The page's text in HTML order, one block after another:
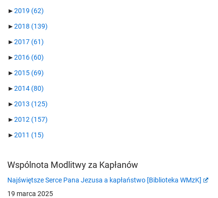
►2019 (62)
►2018 (139)
►2017 (61)
►2016 (60)
►2015 (69)
►2014 (80)
►2013 (125)
►2012 (157)
►2011 (15)
Wspólnota Modlitwy za Kapłanów
Najświętsze Serce Pana Jezusa a kapłaństwo [Biblioteka WMzK]
19 marca 2025